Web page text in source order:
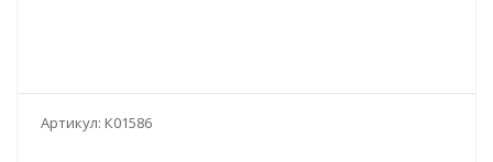
Артикул: К01586